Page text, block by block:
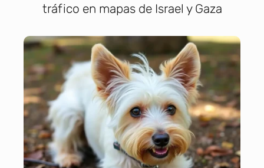
tráfico en mapas de Israel y Gaza